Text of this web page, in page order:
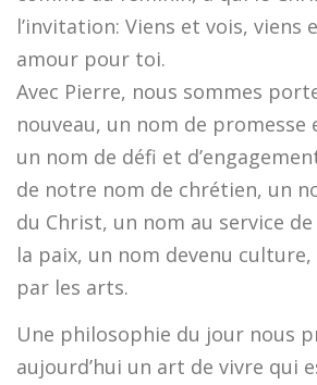
l’invitation: Viens et vois, viens
amour pour toi.
Avec Pierre, nous sommes
nouveau, un nom de promesse
un nom de défi et
de notre nom de chrétien, un
du Christ, un nom au service
la paix, un nom devenu
par les arts.
Une philosophie du jour nous
aujourd’hui un art de vivre qui